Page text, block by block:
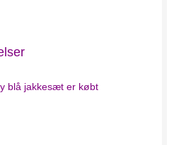
blå jakkesæt er købt